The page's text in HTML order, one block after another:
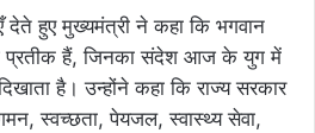
देते हुए मुख्यमंत्री ने कहा कि भगवान
प्रतीक हैं, जिनका संदेश आज के युग में
है। उन्होंने कहा कि राज्य सरकार
स्वच्छता, पेयजल, स्वास्थ्य सेवा,